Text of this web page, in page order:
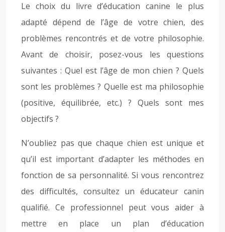
Le choix du livre d’éducation canine le plus
adapté dépend de l’âge de votre chien, des
problèmes rencontrés et de votre philosophie.
Avant de choisir, posez-vous les questions
suivantes : Quel est l’âge de mon chien ? Quels
sont les problèmes ? Quelle est ma philosophie
(positive, équilibrée, etc.) ? Quels sont mes
objectifs ?
N’oubliez pas que chaque chien est unique et
qu’il est important d’adapter les méthodes en
fonction de sa personnalité. Si vous rencontrez
des difficultés, consultez un éducateur canin
qualifié. Ce professionnel peut vous aider à
mettre en place un plan d’éducation